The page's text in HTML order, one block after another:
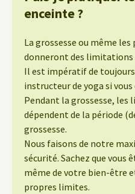
enceinte ?
La grossesse ou même
donneront des limitations
Il est impératif de
instructeur de yoga si
Pendant la grossesse,
dépendent de la période
grossesse.
Nous faisons de notre
sécurité. Sachez que vous
même de votre bien-être
propres limites.